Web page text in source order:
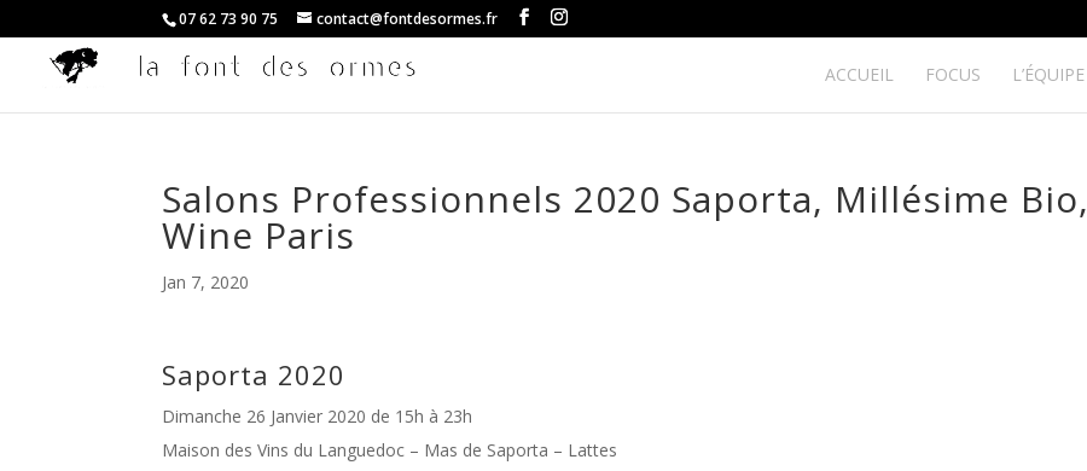
07 62 73 90 75 contact@fontdesormes.fr
ACCUEIL FOCUS L’ÉQUIPE
Salons Professionnels 2020 Saporta, Millésime Bio,
Wine Paris
Jan 7, 2020
Saporta 2020
Dimanche 26 Janvier 2020 de 15h à 23h
Maison des Vins du Languedoc – Mas de Saporta – Lattes